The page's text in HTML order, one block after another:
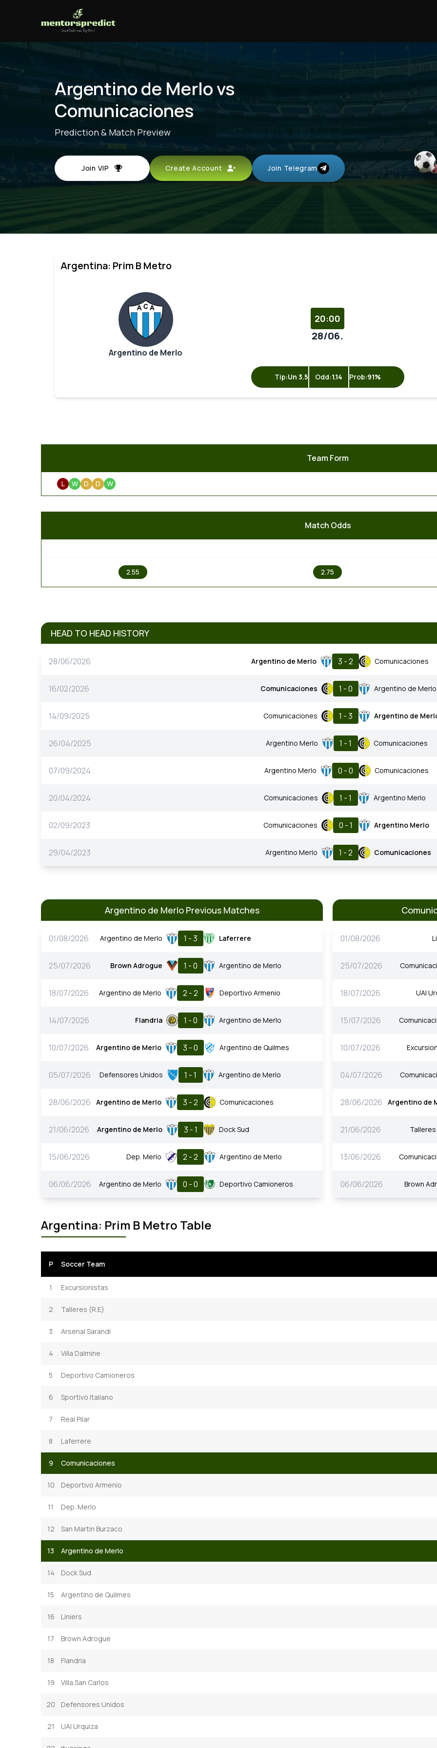
Argentino de Merlo vs
Comunicaciones
Prediction & Match Preview
Join VIP Create Account Join Telegram
Argentina: Prim B Metro
Argentino de Merlo
20:00
28/06.
Tip:Un 3.5 Odd:1.14 Prob:91%
Team Form
L W D D W
Match Odds
2.55 2.75
HEAD TO HEAD HISTORY
28/06/2026 Argentino de Merlo 3 - 2 Comunicaciones
16/02/2026 Comunicaciones 1 - 0 Argentino de Merlo
14/09/2025 Comunicaciones 1 - 3 Argentino de
26/04/2025 Argentino Merlo 1 - 1 Comunicaciones
07/09/2024 Argentino Merlo 0 - 0 Comunicaciones
20/04/2024 Comunicaciones 1 - 1 Argentino Merlo
02/09/2023 Comunicaciones 0 - 1 Argentino Merlo
29/04/2023 Argentino Merlo 1 - 2 Comunicaciones
Argentino de Merlo Previous Matches
01/08/2026 Argentino de Merlo 1 - 3 Laferrere
25/07/2026 Brown Adrogue 1 - 0 Argentino de Merlo
18/07/2026 Argentino de Merlo 2 - 2 Deportivo Armenio
14/07/2026 Flandria 1 - 0 Argentino de Merlo
10/07/2026 Argentino de Merlo 3 - 0 Argentino de Quilmes
05/07/2026 Defensores Unidos 1 - 1 Argentino de Merlo
28/06/2026 Argentino de Merlo 3 - 2 Comunicaciones
21/06/2026 Argentino de Merlo 3 - 1 Dock Sud
15/06/2026 Dep. Merlo 2 - 2 Argentino de Merlo
06/06/2026 Argentino de Merlo 0 - 0 Deportivo Camioneros
01/08/2026
25/07/2026
18/07/2026 UAI
15/07/2026
10/07/2026
04/07/2026
28/06/2026 Argentino de
21/06/2026 Talleres
13/06/2026
06/06/2026 Brown
Argentina: Prim B Metro Table
P Soccer Team
1 Excursionistas
2 Talleres (R.E)
3 Arsenal Sarandi
4 Villa Dalmine
5 Deportivo Camioneros
6 Sportivo Italiano
7 Real Pilar
8 Laferrere
9 Comunicaciones
10 Deportivo Armenio
11 Dep. Merlo
12 San Martin Burzaco
13 Argentino de Merlo
14 Dock Sud
15 Argentino de Quilmes
16 Liniers
17 Brown Adrogue
18 Flandria
19 Villa San Carlos
20 Defensores Unidos
21 UAI Urquiza